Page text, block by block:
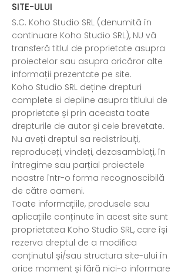
SITE-ULUI
S.C. Koho Studio SRL (denumită în
continuare Koho Studio SRL), NU vă
transferă titlul de proprietate asupra
proiectelor sau asupra oricăror alte
informații prezentate pe site.
Koho Studio SRL deține drepturi
complete si depline asupra titlului de
proprietate și prin aceasta toate
drepturile de autor și cele brevetate.
Nu aveți dreptul sa redistribuiți,
reproduceți, vindeți, dezasamblați, în
întregime sau parțial proiectele
noastre într-o forma recognoscibilă
de către oameni.
Toate informațiile, produsele sau
aplicațiile conținute în acest site sunt
proprietatea Koho Studio SRL, care își
rezerva dreptul de a modifica
conținutul și/sau structura site-ului în
orice moment și fără nici-o informare